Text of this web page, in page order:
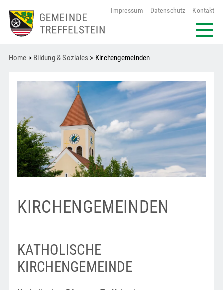
Impressum Datenschutz Kontakt
Home > Bildung & Soziales > Kirchen­gemeinden
KIRCHENGEMEINDEN
KATHOLISCHE
KIRCHENGEMEINDE